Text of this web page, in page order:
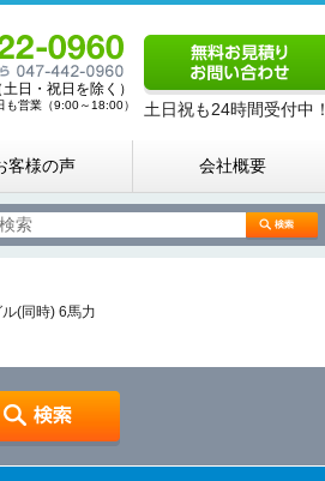
日・祝日を除く）
営業（9:00～18:00） 土日祝も24時間受付中！
客様の声 会社概要
(同時) 6馬力